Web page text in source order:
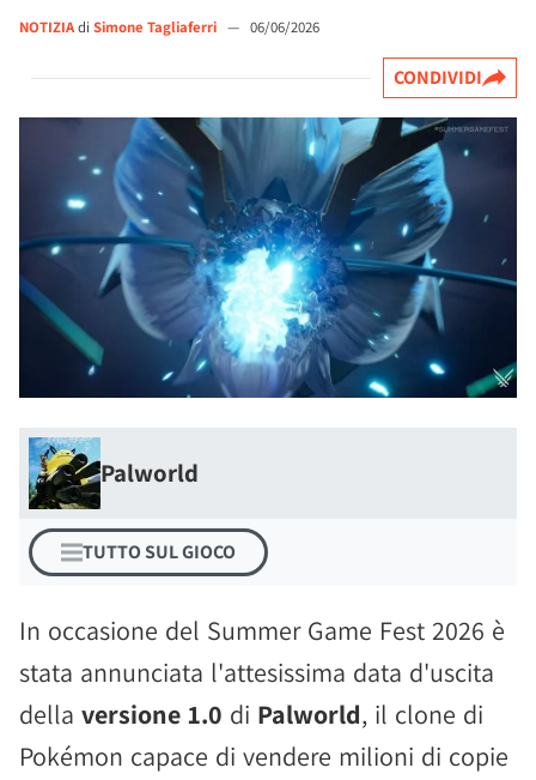
NOTIZIAdi Simone Tagliaferri — 06/06/2026
CONDIVIDI
Palworld
TUTTO SUL GIOCO
In occasione del Summer Game Fest 2026 è
stata annunciata l'attesissima data d'uscita
della versione 1.0 di Palworld, il clone di
Pokémon capace di vendere milioni di copie